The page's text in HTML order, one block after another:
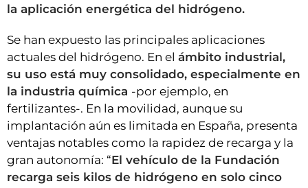
la aplicación energética del hidrógeno.
Se han expuesto las principales aplicaciones
actuales del hidrógeno. En el ámbito industrial,
su uso está muy consolidado, especialmente en
la industria química -por ejemplo, en
fertilizantes-. En la movilidad, aunque su
implantación aún es limitada en España, presenta
ventajas notables como la rapidez de recarga y la
gran autonomía: “El vehículo de la Fundación
recarga seis kilos de hidrógeno en solo cinco